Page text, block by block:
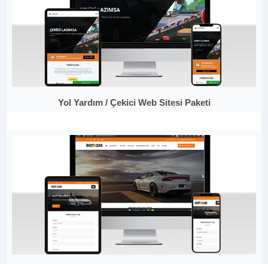
Yol Yardım / Çekici Web Sitesi Paketi